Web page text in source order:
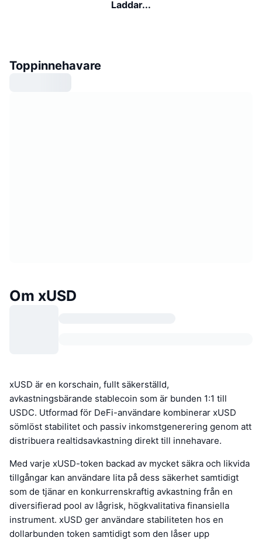
Laddar...
Toppinnehavare
Om xUSD
xUSD är en korschain, fullt säkerställd,
avkastningsbärande stablecoin som är bunden 1:1 till
USDC. Utformad för DeFi-användare kombinerar xUSD
sömlöst stabilitet och passiv inkomstgenerering genom att
distribuera realtidsavkastning direkt till innehavare.
Med varje xUSD-token backad av mycket säkra och likvida
tillgångar kan användare lita på dess säkerhet samtidigt
som de tjänar en konkurrenskraftig avkastning från en
diversifierad pool av lågrisk, högkvalitativa finansiella
instrument. xUSD ger användare stabiliteten hos en
dollarbunden token samtidigt som den låser upp